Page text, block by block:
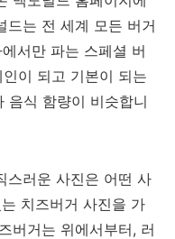
드는 전 세계 모든 버거
서만 파는 스페셜 버
이 되고 기본이 되는
음식 함량이 비슷합니
스러운 사진은 어떤 사
치즈버거 사진을 가
버거는 위에서부터, 러